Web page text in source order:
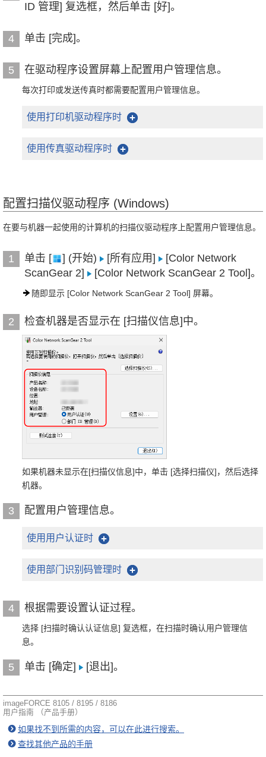
ID 管理] 复选框，然后单击 [好]。
4 单击 [完成]。
5 在驱动程序设置屏幕上配置用户管理信息。
每次打印或发送传真时都需要配置用户管理信息。
使用打印机驱动程序时
使用传真驱动程序时
配置扫描仪驱动程序 (Windows)
在要与机器一起使用的计算机的扫描仪驱动程序上配置用户管理信息。
1 单击 [ ] (开始) [所有应用]
[Color Network
ScanGear 2]
[Color Network ScanGear 2 Tool]。
随即显示 [Color Network ScanGear 2 Tool] 屏幕。
2 检查机器是否显示在 [扫描仪信息]中。
如果机器未显示在[扫描仪信息]中，单击 [选择扫描仪]，然后选择
机器。
3 配置用户管理信息。
使用用户认证时
使用部门识别码管理时
4 根据需要设置认证过程。
选择 [扫描时确认认证信息] 复选框，在扫描时确认用户管理信
息。
5 单击 [确定] [退出]。
imageFORCE 8105 / 8195 / 8186
用户指南 （产品手册）
如果找不到所需的内容，可以在此进行搜索。
查找其他产品的手册